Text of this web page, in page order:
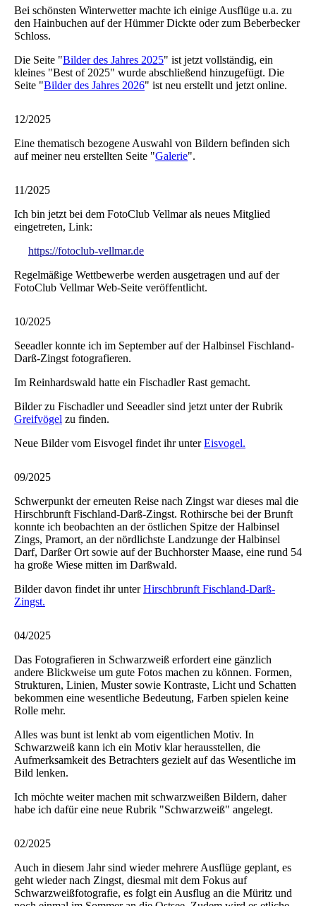
Bei schönsten Winterwetter machte ich einige Ausflüge u.a. zu
den Hainbuchen auf der Hümmer Dickte oder zum Beberbecker
Schloss.
Die Seite "Bilder des Jahres 2025" ist jetzt vollständig, ein
kleines "Best of 2025" wurde abschließend hinzugefügt. Die
Seite "Bilder des Jahres 2026" ist neu erstellt und jetzt online.
12/2025
Eine thematisch bezogene Auswahl von Bildern befinden sich
auf meiner neu erstellten Seite "Galerie".
11/2025
Ich bin jetzt bei dem FotoClub Vellmar als neues Mitglied
eingetreten, Link:
https://fotoclub-vellmar.de
Regelmäßige Wettbewerbe werden ausgetragen und auf der
FotoClub Vellmar Web-Seite veröffentlicht.
10/2025
Seeadler konnte ich im September auf der Halbinsel Fischland-
Darß-Zingst fotografieren.
Im Reinhardswald hatte ein Fischadler Rast gemacht.
Bilder zu Fischadler und Seeadler sind jetzt unter der Rubrik
Greifvögel zu finden.
Neue Bilder vom Eisvogel findet ihr unterEisvogel.
09/2025
Schwerpunkt der erneuten Reise nach Zingst war dieses mal die
Hirschbrunft Fischland-Darß-Zingst. Rothirsche bei der Brunft
konnte ich beobachten an der östlichen Spitze der Halbinsel
Zings, Pramort, an der nördlichste Landzunge der Halbinsel
Darf, Darßer Ort sowie auf der Buchhorster Maase, eine rund 54
ha große Wiese mitten im Darßwald.
Bilder davon findet ihr unterHirschbrunft Fischland-Darß-
Zingst.
04/2025
Das Fotografieren in Schwarzweiß erfordert eine gänzlich
andere Blickweise um gute Fotos machen zu können. Formen,
Strukturen, Linien, Muster sowie Kontraste, Licht und Schatten
bekommen eine wesentliche Bedeutung, Farben spielen keine
Rolle mehr.
Alles was bunt ist lenkt ab vom eigentlichen Motiv. In
Schwarzweiß kann ich ein Motiv klar herausstellen, die
Aufmerksamkeit des Betrachters gezielt auf das Wesentliche im
Bild lenken.
Ich möchte weiter machen mit schwarzweißen Bildern, daher
habe ich dafür eine neue Rubrik "Schwarzweiß" angelegt.
02/2025
Auch in diesem Jahr sind wieder mehrere Ausflüge geplant, es
geht wieder nach Zingst, diesmal mit dem Fokus auf
Schwarzweißfotografie, es folgt ein Ausflug an die Müritz und